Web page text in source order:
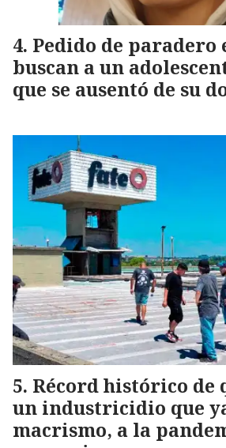
Pedido de paradero
buscan a un
que se ausentó de su
Récord histórico de
un industricidio que
macrismo, a la